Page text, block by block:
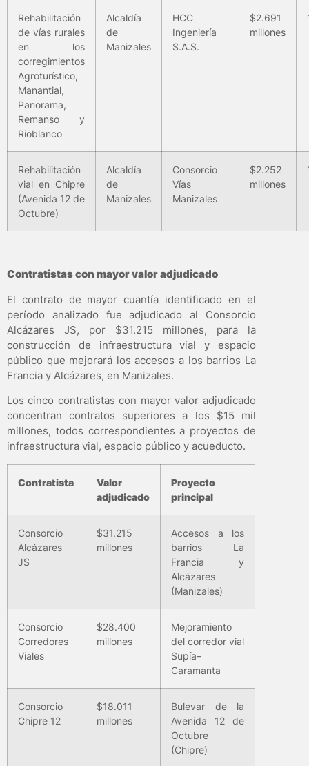
Rehabilitación
de vías rurales
en los
corregimientos
Agroturístico,
Manantial,
Panorama,
Remanso y
Rioblanco
Alcaldía
de
Manizales
HCC
Ingeniería
S.A.S.
$2.691
millones
Rehabilitación
vial en Chipre
(Avenida 12 de
Octubre)
Alcaldía
de
Manizales
Consorcio
Vías
Manizales
$2.252
millones
Contratistas con mayor valor adjudicado
El contrato de mayor cuantía identificado en el
período analizado fue adjudicado al Consorcio
Alcázares JS, por $31.215 millones, para la
construcción de infraestructura vial y espacio
público que mejorará los accesos a los barrios La
Francia y Alcázares, en Manizales.
Los cinco contratistas con mayor valor adjudicado
concentran contratos superiores a los $15 mil
millones, todos correspondientes a proyectos de
infraestructura vial, espacio público y acueducto.
Contratista
Valor
adjudicado
Proyecto
principal
Consorcio
Alcázares
JS
$31.215
millones
Accesos a los
barrios La
Francia y
Alcázares
(Manizales)
Consorcio
Corredores
Viales
$28.400
millones
Mejoramiento
del corredor vial
Supía–
Caramanta
Consorcio
Chipre 12
$18.011
millones
Bulevar de la
Avenida 12 de
Octubre
(Chipre)